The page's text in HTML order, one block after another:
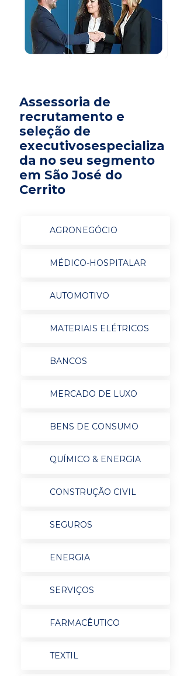
Assessoria de
recrutamento e
seleção de
executivosespecializa
da no seu segmento
em São José do
Cerrito
AGRONEGÓCIO
MÉDICO-HOSPITALAR
AUTOMOTIVO
MATERIAIS ELÉTRICOS
BANCOS
MERCADO DE LUXO
BENS DE CONSUMO
QUÍMICO & ENERGIA
CONSTRUÇÃO CIVIL
SEGUROS
ENERGIA
SERVIÇOS
FARMACÊUTICO
TEXTIL